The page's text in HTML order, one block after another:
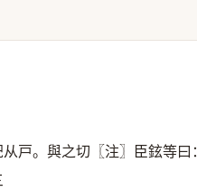
戸。與之切〖注〗臣鉉等